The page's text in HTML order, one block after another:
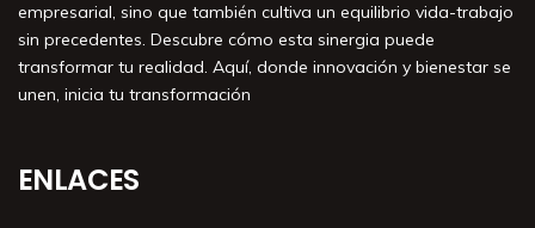
empresarial, sino que también cultiva un equilibrio vida-trabajo
sin precedentes. Descubre cómo esta sinergia puede
transformar tu realidad. Aquí, donde innovación y bienestar se
unen, inicia tu transformación
ENLACES